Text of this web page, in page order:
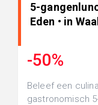
5-
Eden • in
-50%
Beleef een
gastronomisch